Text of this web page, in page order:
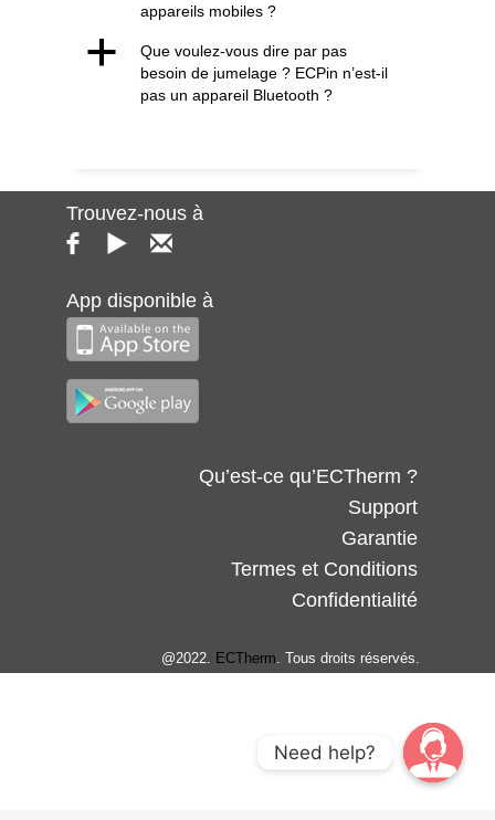
appareils mobiles ?
a
Que voulez-vous dire par pas
besoin de jumelage ? ECPin n’est-il
pas un appareil Bluetooth ?
Trouvez-nous à
App disponible à
Qu’est-ce qu’ECTherm ?
Support
Garantie
Termes et Conditions
Confidentialité
@2022. ECTherm. Tous droits réservés.
Need help?